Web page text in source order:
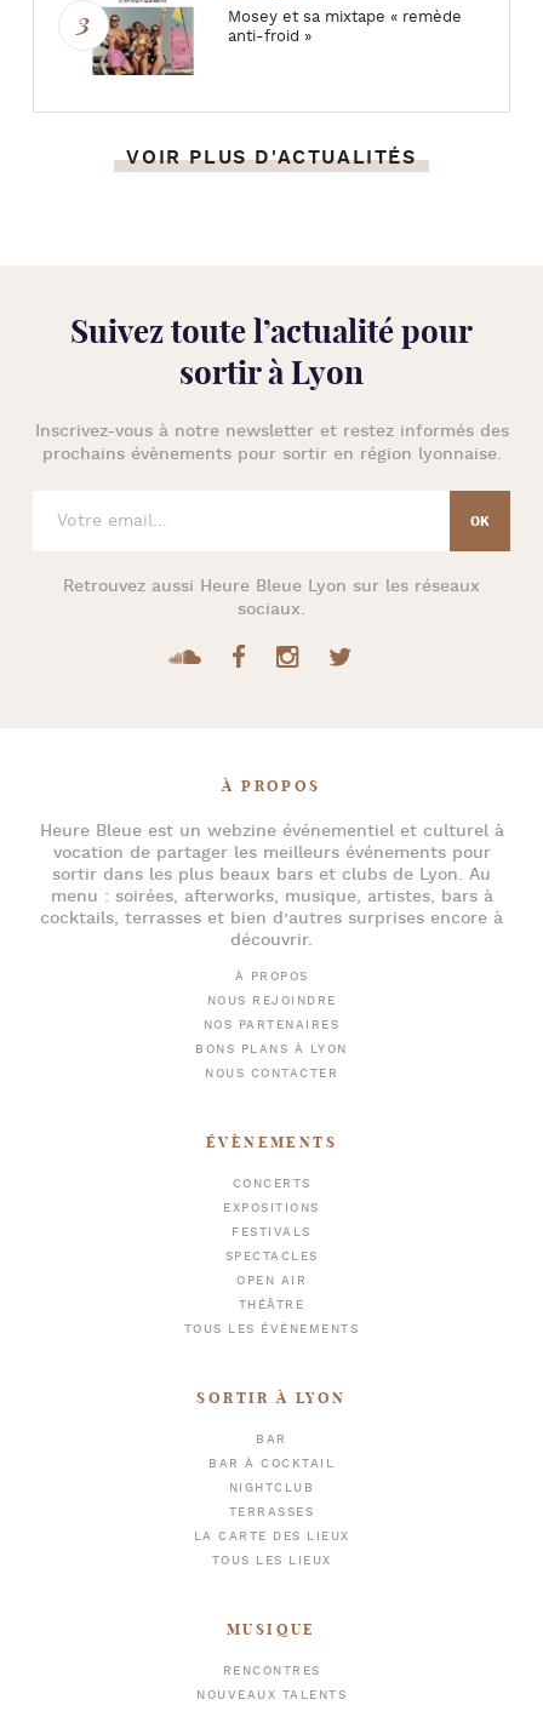
Mosey et sa mixtape « remède
anti-froid »
VOIR PLUS D'ACTUALITÉS
Suivez toute l’actualité pour
sortir à Lyon
Inscrivez-vous à notre newsletter et restez informés des
prochains évènements pour sortir en région lyonnaise.
Retrouvez aussi Heure Bleue Lyon sur les réseaux
sociaux.
À PROPOS
Heure Bleueest un webzine événementiel et culturel à
vocation de partager les meilleurs événements pour
sortir dans les plus beaux bars et clubs de Lyon. Au
menu : soirées, afterworks, musique, artistes, bars à
cocktails, terrasses et bien d’autres surprises encore à
découvrir.
À PROPOS
NOUS REJOINDRE
NOS PARTENAIRES
BONS PLANS À LYON
NOUS CONTACTER
ÉVÈNEMENTS
CONCERTS
EXPOSITIONS
FESTIVALS
SPECTACLES
OPEN AIR
THÉÂTRE
TOUS LES ÉVÈNEMENTS
SORTIR À LYON
BAR
BAR À COCKTAIL
NIGHTCLUB
TERRASSES
LA CARTE DES LIEUX
TOUS LES LIEUX
MUSIQUE
RENCONTRES
NOUVEAUX TALENTS